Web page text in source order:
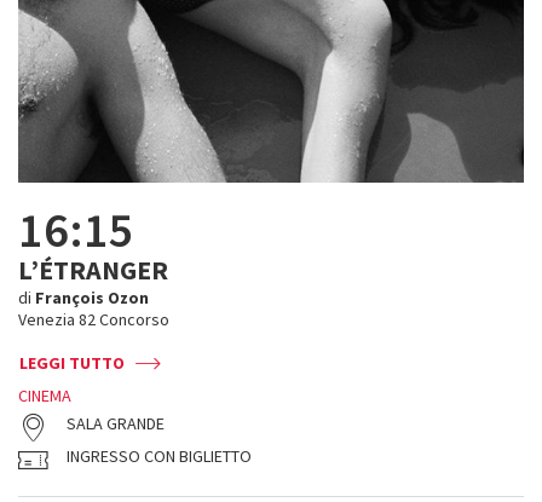
16:15
L’ÉTRANGER
di François Ozon
Venezia 82 Concorso
LEGGI TUTTO
CINEMA
SALA GRANDE
INGRESSO CON BIGLIETTO